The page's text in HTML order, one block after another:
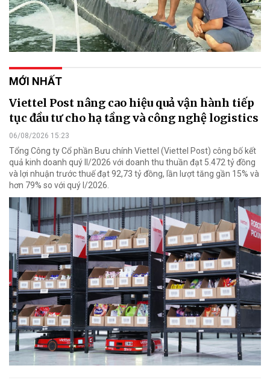
MỚI NHẤT
Viettel Post nâng cao hiệu quả vận hành tiếp
tục đầu tư cho hạ tầng và công nghệ logistics
06/08/2026 15:23
Tổng Công ty Cổ phần Bưu chính Viettel (Viettel Post) công bố kết
quả kinh doanh quý II/2026 với doanh thu thuần đạt 5.472 tỷ đồng
và lợi nhuận trước thuế đạt 92,73 tỷ đồng, lần lượt tăng gần 15% và
hơn 79% so với quý I/2026.